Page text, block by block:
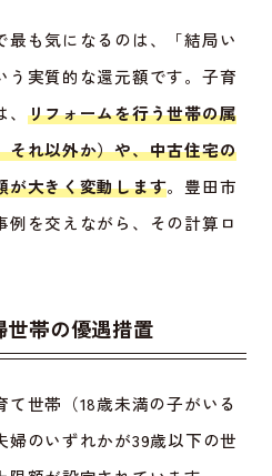
最も気になるのは、「結局い
う実質的な還元額です。子育
リフォームを行う世帯の属
それ以外か）や、中古住宅の
が大きく変動します。豊田市
を交えながら、その計算ロ
世帯の優遇措置
世帯（18歳未満の子がいる
のいずれかが39歳以下の世